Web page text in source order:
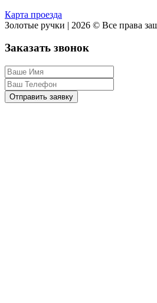
Карта проезда
Золотые ручки | 2026 © Все права
Заказать звонок
Отправить заявку